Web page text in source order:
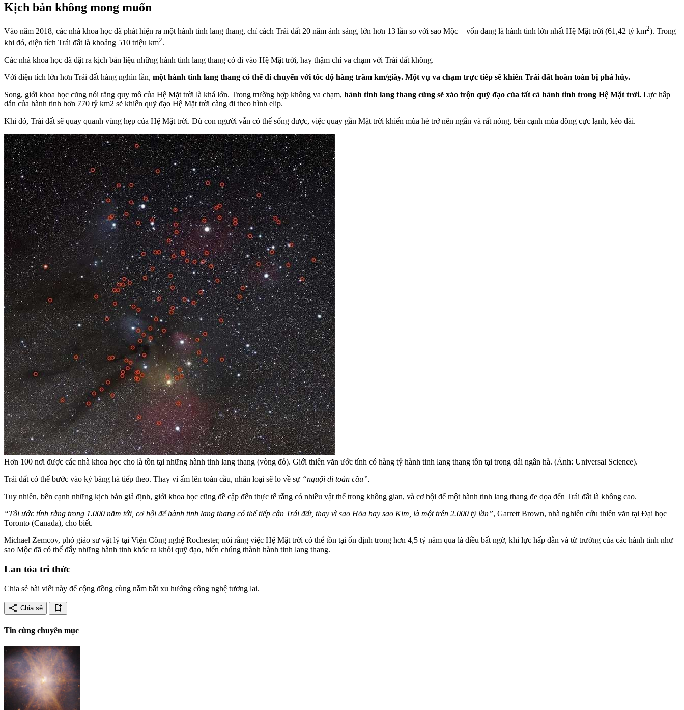
Kịch bản không mong muốn
Vào năm 2018, các nhà khoa học đã phát hiện ra một hành tinh lang thang, chỉ cách Trái đất 20 năm ánh sáng, lớn hơn 13 lần so với sao Mộc – vốn đang là hành tinh lớn nhất Hệ Mặt trời (61,42 tỷ km2). Trong
khi đó, diện tích Trái đất là khoảng 510 triệu km2.
Các nhà khoa học đã đặt ra kịch bản liệu những hành tinh lang thang có đi vào Hệ Mặt trời, hay thậm chí va chạm với Trái đất không.
Với diện tích lớn hơn Trái đất hàng nghìn lần, một hành tinh lang thang có thể di chuyển với tốc độ hàng trăm km/giây. Một vụ va chạm trực tiếp sẽ khiến Trái đất hoàn toàn bị phá hủy.
Song, giới khoa học cũng nói rằng quy mô của Hệ Mặt trời là khá lớn. Trong trường hợp không va chạm, hành tinh lang thang cũng sẽ xáo trộn quỹ đạo của tất cả hành tinh trong Hệ Mặt trời. Lực hấp
dẫn của hành tinh hơn 770 tỷ km2 sẽ khiến quỹ đạo Hệ Mặt trời càng đi theo hình elip.
Khi đó, Trái đất sẽ quay quanh vùng hẹp của Hệ Mặt trời. Dù con người vẫn có thể sống được, việc quay gần Mặt trời khiến mùa hè trở nên ngắn và rất nóng, bên cạnh mùa đông cực lạnh, kéo dài.
Hơn 100 nơi được các nhà khoa học cho là tồn tại những hành tinh lang thang (vòng đỏ). Giới thiên văn ước tính có hàng tỷ hành tinh lang thang tồn tại trong dải ngân hà. (Ảnh: Universal Science).
Trái đất có thể bước vào kỷ băng hà tiếp theo. Thay vì ấm lên toàn cầu, nhân loại sẽ lo về sự “nguội đi toàn cầu”.
Tuy nhiên, bên cạnh những kịch bản giả định, giới khoa học cũng đề cập đến thực tế rằng có nhiều vật thể trong không gian, và cơ hội để một hành tinh lang thang đe dọa đến Trái đất là không cao.
“Tôi ước tính rằng trong 1.000 năm tới, cơ hội để hành tinh lang thang có thể tiếp cận Trái đất, thay vì sao Hỏa hay sao Kim, là một trên 2.000 tỷ lần”, Garrett Brown, nhà nghiên cứu thiên văn tại Đại học
Toronto (Canada), cho biết.
Michael Zemcov, phó giáo sư vật lý tại Viện Công nghệ Rochester, nói rằng việc Hệ Mặt trời có thể tồn tại ổn định trong hơn 4,5 tỷ năm qua là điều bất ngờ, khi lực hấp dẫn và từ trường của các hành tinh như
sao Mộc đã có thể đẩy những hành tinh khác ra khỏi quỹ đạo, biến chúng thành hành tinh lang thang.
Lan tỏa tri thức
Chia sẻ bài viết này để cộng đồng cùng nắm bắt xu hướng công nghệ tương lai.
share Chia sẻ bookmark_add
Tin cùng chuyên mục